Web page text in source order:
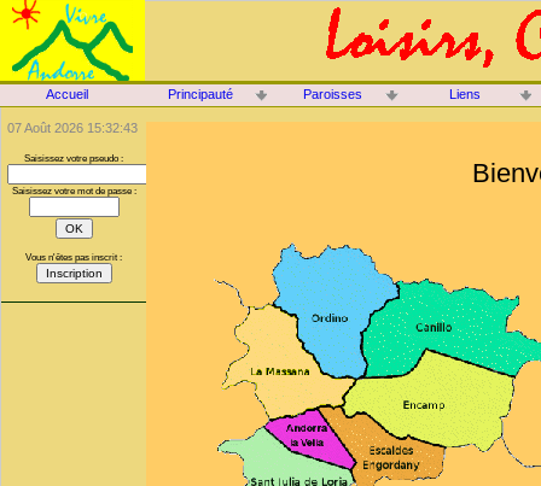
Saisissez votre pseudo :
Saisissez votre mot de passe :
Vous n'êtes pas inscrit :
07 Août 2026 15:32:43
Accueil Principauté Paroisses Liens